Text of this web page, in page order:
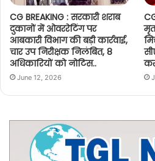
CG BREAKING : सरकारी शराब
दुकानों में ओवररेटिंग पर
आबकारी विभाग की बड़ी कार्रवाई,
चार उप निरीक्षक निलंबित, 8
अधिकारियों को नोटिस..
June 12, 2026